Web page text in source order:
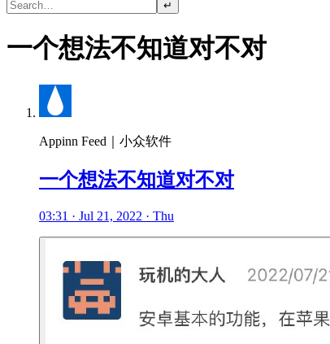
↵
一个想法不知道对不对
Appinn Feed｜小众软件
一个想法不知道对不对
03:31 · Jul 21, 2022 · Thu